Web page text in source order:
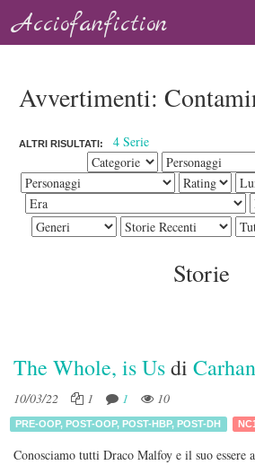
Acciofanfiction
Avvertimenti:
ALTRI RISULTATI: 4 Serie
Storie
The Whole, is Usdi
10/03/22 1 1 10
PRE-OOP,POST-OOP,POST-HBP,POST-DH
Conosciamo tutti Draco Malfoy e il suo essere